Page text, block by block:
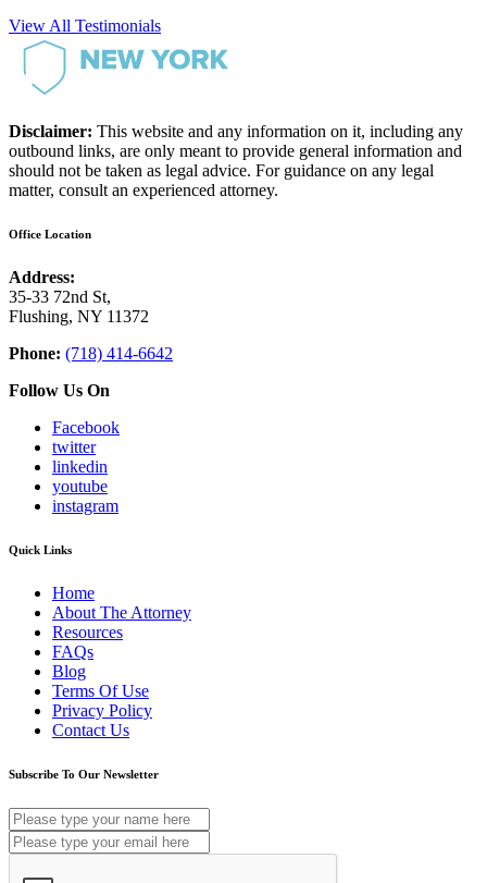
View All Testimonials
Disclaimer: This website and any information on it, including any
outbound links, are only meant to provide general information and
should not be taken as legal advice. For guidance on any legal
matter, consult an experienced attorney.
Office Location
Address:
35-33 72nd St,
Flushing, NY 11372
Phone: (718) 414-6642
Follow Us On
Facebook
twitter
linkedin
youtube
instagram
Quick Links
Home
About The Attorney
Resources
FAQs
Blog
Terms Of Use
Privacy Policy
Contact Us
Subscribe To Our Newsletter